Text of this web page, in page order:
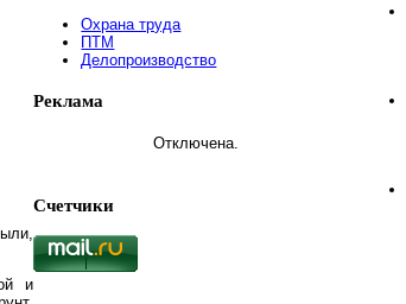
и
Охрана труда
ПТМ
Делопроизводство
Реклама
Отключена.
Счетчики